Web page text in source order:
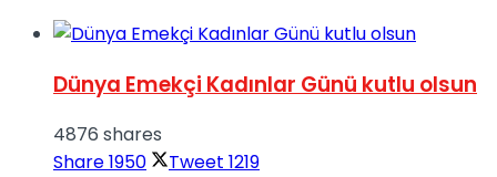
Dünya Emekçi Kadınlar Günü kutlu olsun
4876 shares
Share1950 Tweet 1219